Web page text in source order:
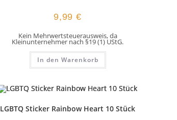
9,99€
Kein Mehrwertsteuerausweis, da
Kleinunternehmer nach §19 (1) UStG.
In den Warenkorb
LGBTQ Sticker Rainbow Heart 10 Stück